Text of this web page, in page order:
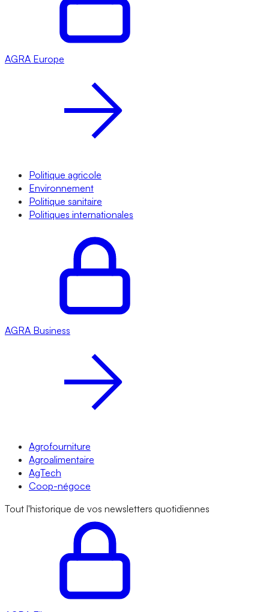
AGRA Europe
Politique agricole
Environnement
Politique sanitaire
Politiques internationales
AGRA Business
Agrofourniture
Agroalimentaire
AgTech
Coop-négoce
Tout l'historique de vos newsletters quotidiennes